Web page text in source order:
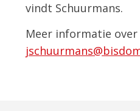
vindt Schuurmans.
Meer informatie